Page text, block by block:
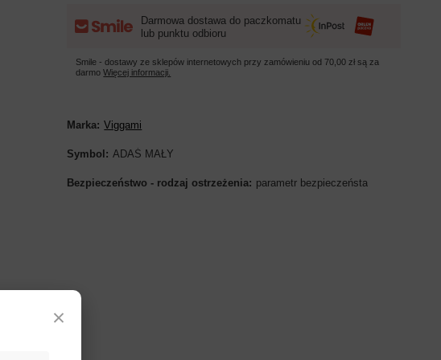
Darmowa dostawa do paczkomatu
lub punktu odbioru
Smile - dostawy ze sklepów internetowych przy zamówieniu od 70,00 zł są za
darmoWięcej informacji.
Marka Viggami
Symbol ADAŚ MAŁY
Bezpieczeństwo - rodzaj ostrzeżenia parametr bezpieczeństa
×